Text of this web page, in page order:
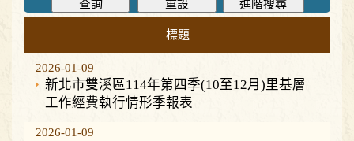
標題
新北市雙溪區114年第四季(10至12月)里基層
工作經費執行情形季報表
2026-01-09
2026-01-09